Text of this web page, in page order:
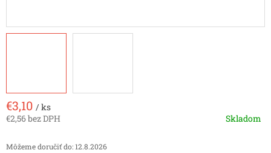
€3,10 / ks
€2,56 bez DPH
cena:
Skladom
Môžeme doručiť do:12.8.2026